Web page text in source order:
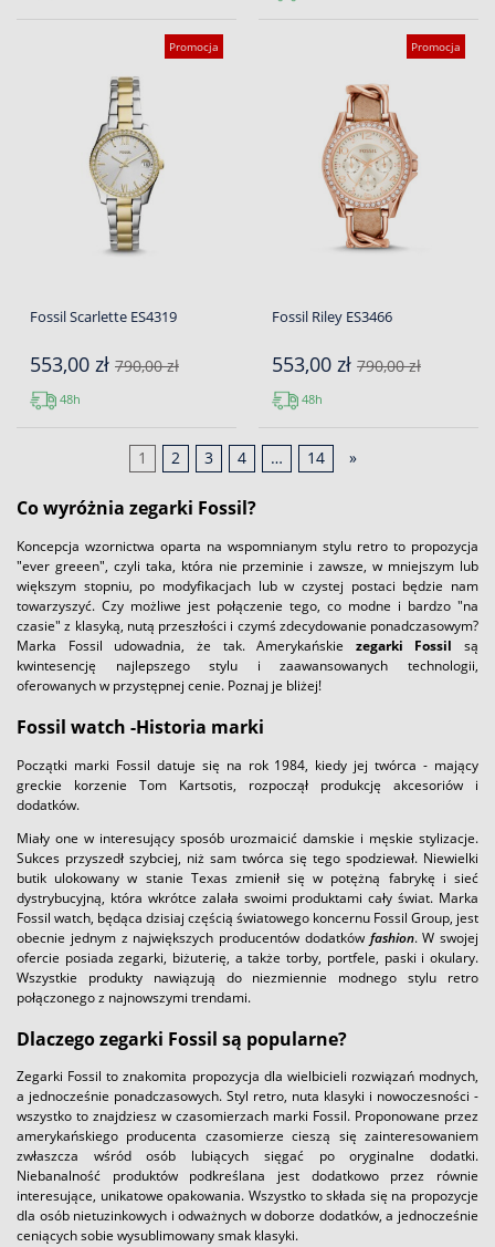
Promocja
Fossil Scarlette ES4319
553,00 zł 790,00 zł
48h
Promocja
Fossil Riley ES3466
553,00 zł 790,00 zł
48h
1 2 3 4 … 14 »
Co wyróżnia zegarki Fossil?
Koncepcja wzornictwa oparta na wspomnianym stylu retro to propozycja
"ever greeen", czyli taka, która nie przeminie i zawsze, w mniejszym lub
większym stopniu, po modyfikacjach lub w czystej postaci będzie nam
towarzyszyć. Czy możliwe jest połączenie tego, co modne i bardzo "na
czasie" z klasyką, nutą przeszłości i czymś zdecydowanie ponadczasowym?
Marka Fossil udowadnia, że tak. Amerykańskie zegarki Fossil są
kwintesencję najlepszego stylu i zaawansowanych technologii,
oferowanych w przystępnej cenie. Poznaj je bliżej!
Fossil watch -Historia marki
Początki marki Fossil datuje się na rok 1984, kiedy jej twórca - mający
greckie korzenie Tom Kartsotis, rozpoczął produkcję akcesoriów i
dodatków.
Miały one w interesujący sposób urozmaicić damskie i męskie stylizacje.
Sukces przyszedł szybciej, niż sam twórca się tego spodziewał. Niewielki
butik ulokowany w stanie Texas zmienił się w potężną fabrykę i sieć
dystrybucyjną, która wkrótce zalała swoimi produktami cały świat. Marka
Fossil watch, będąca dzisiaj częścią światowego koncernu Fossil Group, jest
obecnie jednym z największych producentów dodatków fashion. W swojej
ofercie posiada zegarki, biżuterię, a także torby, portfele, paski i okulary.
Wszystkie produkty nawiązują do niezmiennie modnego stylu retro
połączonego z najnowszymi trendami.
Dlaczego zegarki Fossil są popularne?
Zegarki Fossil to znakomita propozycja dla wielbicieli rozwiązań modnych,
a jednocześnie ponadczasowych. Styl retro, nuta klasyki i nowoczesności -
wszystko to znajdziesz w czasomierzach marki Fossil. Proponowane przez
amerykańskiego producenta czasomierze cieszą się zainteresowaniem
zwłaszcza wśród osób lubiących sięgać po oryginalne dodatki.
Niebanalność produktów podkreślana jest dodatkowo przez równie
interesujące, unikatowe opakowania. Wszystko to składa się na propozycje
dla osób nietuzinkowych i odważnych w doborze dodatków, a jednocześnie
ceniących sobie wysublimowany smak klasyki.